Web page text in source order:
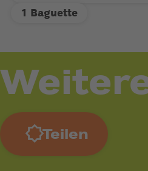
1 Baguette
Teilen